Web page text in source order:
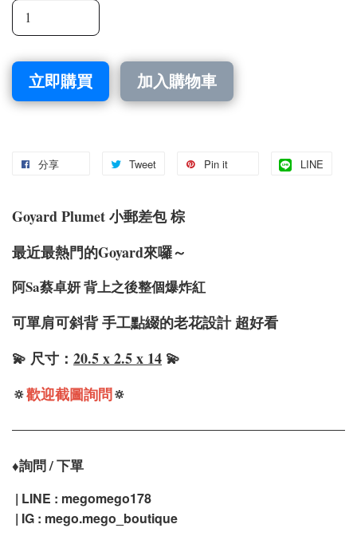
立即購買 加入購物車
分享 Tweet Pin it LINE
Goyard Plumet 小郵差包 棕
最近最熱門的Goyard來囉～
阿Sa蔡卓妍 背上之後整個爆炸紅
可單肩可斜背 手工點綴的老花設計 超好看
💫 尺寸： 20.5 x 2.5 x 14 💫
🔅歡迎截圖詢問🔅
♦️詢問 / 下單
| LINE : megomego178
| IG : mego.mego_boutique